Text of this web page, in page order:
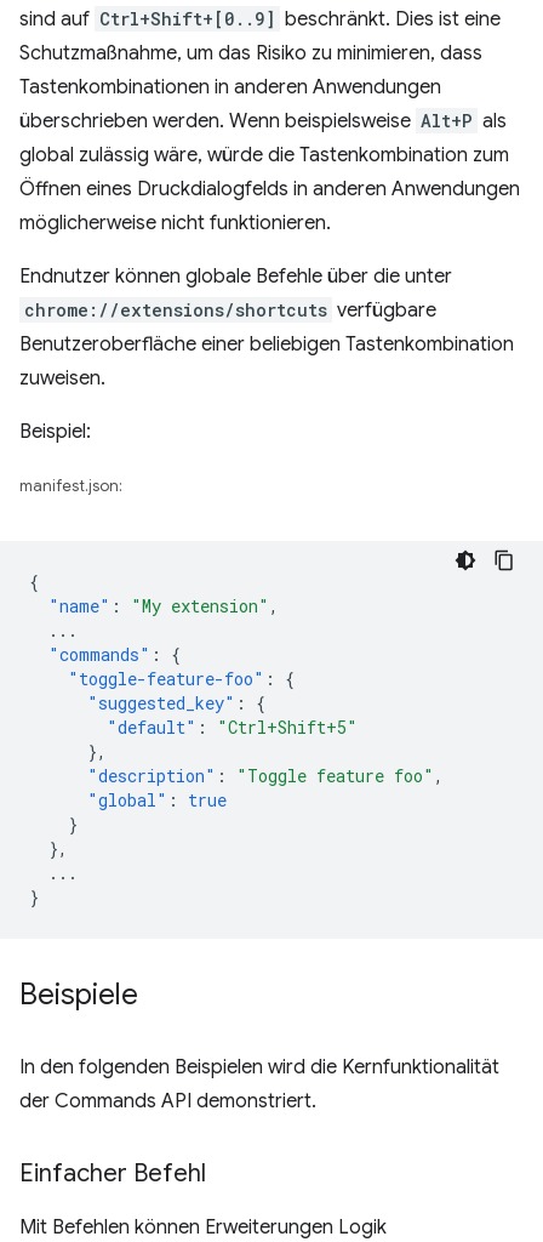
sind auf Ctrl+Shift+[0..9] beschränkt. Dies ist eine
Schutzmaßnahme, um das Risiko zu minimieren, dass
Tastenkombinationen in anderen Anwendungen
überschrieben werden. Wenn beispielsweise Alt+P als
global zulässig wäre, würde die Tastenkombination zum
Öffnen eines Druckdialogfelds in anderen Anwendungen
möglicherweise nicht funktionieren.
Endnutzer können globale Befehle über die unter
chrome://extensions/shortcuts verfügbare
Benutzeroberfläche einer beliebigen Tastenkombination
zuweisen.
Beispiel:
manifest.json:
{
"name" : "My extension" ,
...
"commands" :
{
"toggle-feature-foo" :
{
"suggested_key" :
{
"default" :
"Ctrl+Shift+5"
},
"description" : "Toggle feature foo" ,
"global" :
true
}
},
...
}
Beispiele
In den folgenden Beispielen wird die Kernfunktionalität
der Commands API demonstriert.
Einfacher Befehl
Mit Befehlen können Erweiterungen Logik